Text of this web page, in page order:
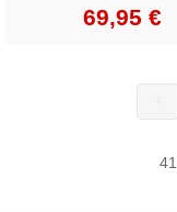
69,95 €